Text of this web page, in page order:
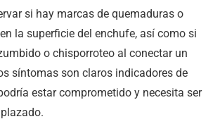
si hay marcas de quemaduras o
la superficie del enchufe, así como si
o chisporroteo al conectar un
síntomas son claros indicadores de
estar comprometido y necesita ser